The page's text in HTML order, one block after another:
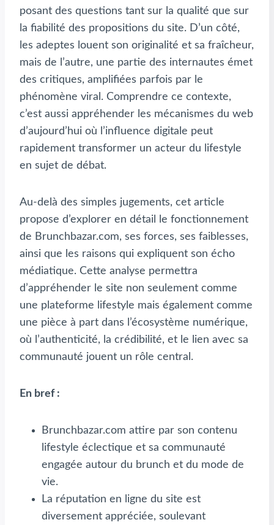
posant des questions tant sur la qualité que sur
la fiabilité des propositions du site. D’un côté,
les adeptes louent son originalité et sa fraîcheur,
mais de l’autre, une partie des internautes émet
des critiques, amplifiées parfois par le
phénomène viral. Comprendre ce contexte,
c’est aussi appréhender les mécanismes du web
d’aujourd’hui où l’influence digitale peut
rapidement transformer un acteur du lifestyle
en sujet de débat.
Au-delà des simples jugements, cet article
propose d’explorer en détail le fonctionnement
de Brunchbazar.com, ses forces, ses faiblesses,
ainsi que les raisons qui expliquent son écho
médiatique. Cette analyse permettra
d’appréhender le site non seulement comme
une plateforme lifestyle mais également comme
une pièce à part dans l’écosystème numérique,
où l’authenticité, la crédibilité, et le lien avec sa
communauté jouent un rôle central.
En bref :
Brunchbazar.com attire par son contenu
lifestyle éclectique et sa communauté
engagée autour du brunch et du mode de
vie.
La réputation en ligne du site est
diversement appréciée, soulevant